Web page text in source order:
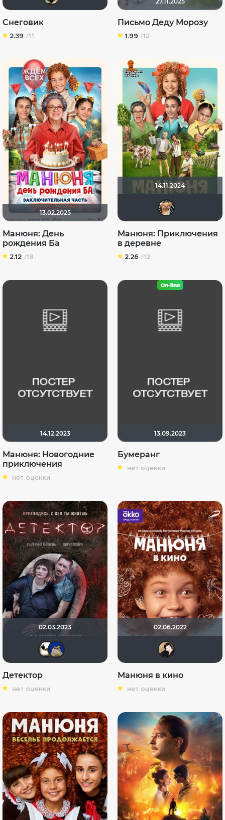
Снеговик
2.39 /11
Письмо Деду Морозу
1.99 /12
13.02.2025
Манюня: День
рождения Ба
2.12 /18
14.11.2024
Манюня: Приключения
в деревне
2.26 /12
14.12.2023
Манюня: Новогодние
приключения
нет оценки
13.09.2023
Бумеранг
нет оценки
02.03.2023
Детектор
нет оценки
02.06.2022
Манюня в кино
нет оценки